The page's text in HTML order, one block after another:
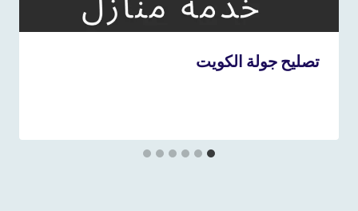
تصليح جولة الكويت